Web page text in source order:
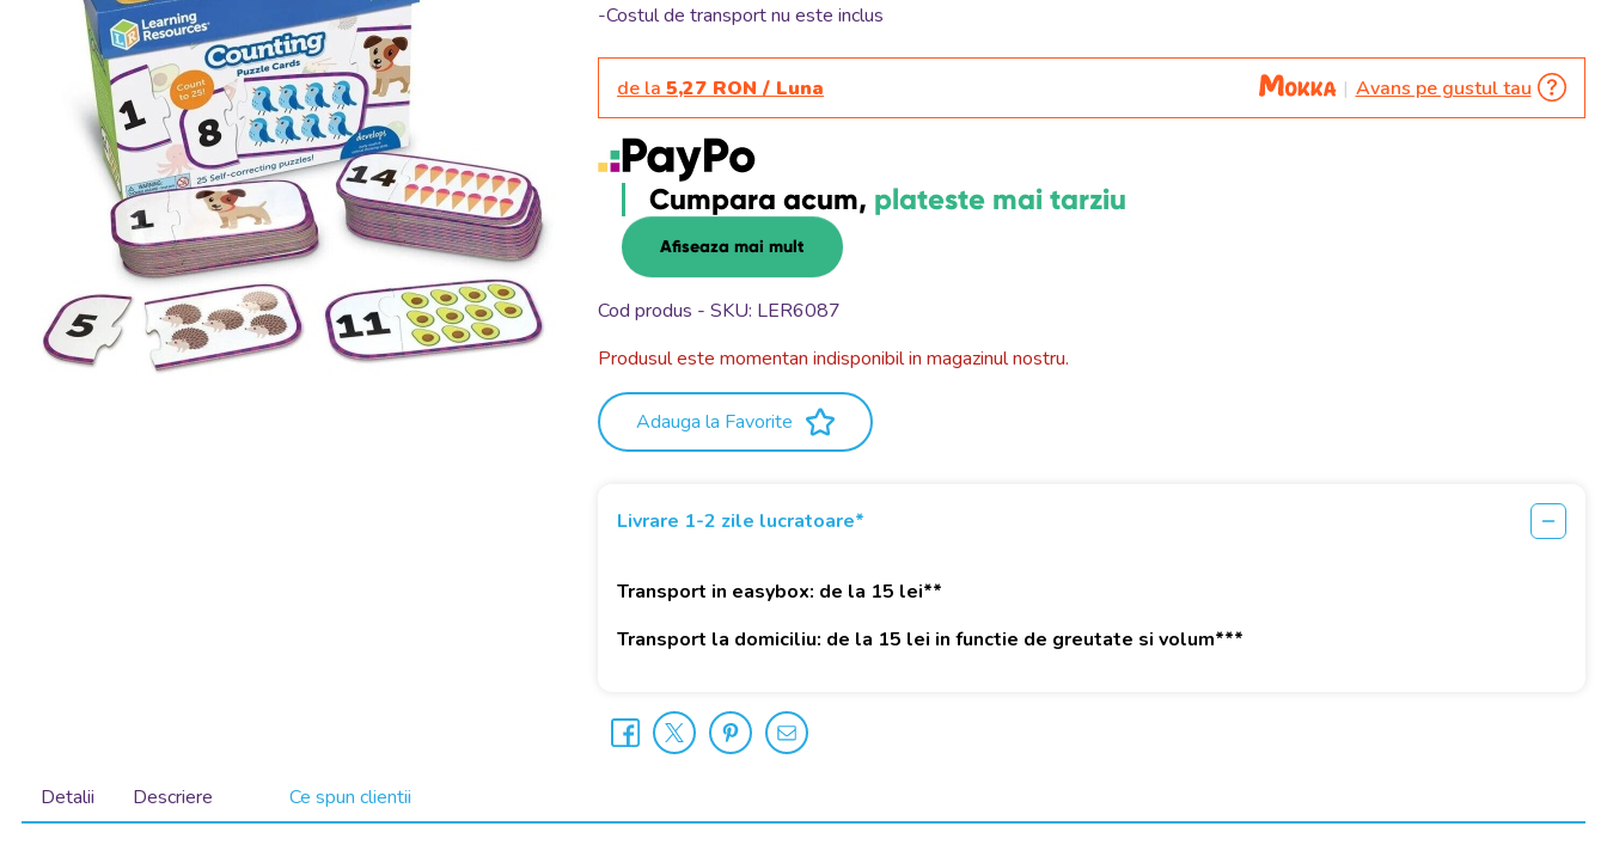
-Costul de transport nu este inclus
de la 5,27 RON / Luna Avans pe gustul tau
Cumpara acum, plateste mai tarziu
Afiseaza mai mult
Cod produs - SKU LER6087
Produsul este momentan indisponibil in magazinul nostru.
Adauga la Favorite
Livrare 1-2 zile lucratoare*
Transport in easybox: de la 15 lei**
Transport la domiciliu: de la 15 lei in functie de greutate si volum***
Detalii Descriere Ce spun clientii